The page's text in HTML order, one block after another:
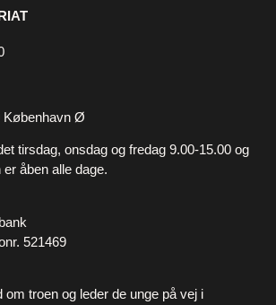
København Ø
tirsdag, onsdag og fredag 9.00-15.00 og
åben alle dage.
521469
om troen og leder de unge på vej i